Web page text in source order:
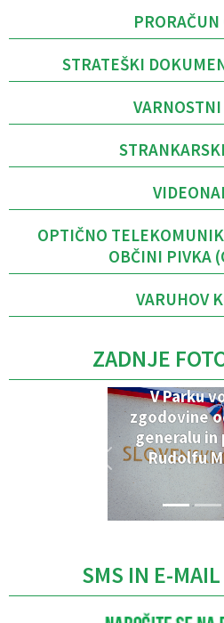
STRATEŠKI
VARNOSTNI
OPTIČNO
OBČINI PIVKA
VARUHOV
ZADNJE
V Parku
zgodovine
generalu in
Rudolfu
SMS IN E-